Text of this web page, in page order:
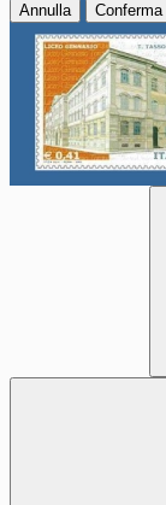
Annulla Conferma